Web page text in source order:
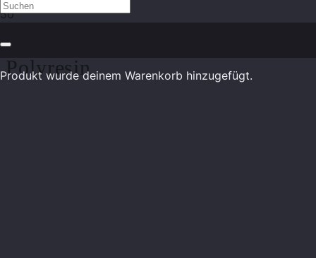
Produktwurde deinem Warenkorb hinzugefügt.
Gartenskulptur „Emily“ aus
Polyresin